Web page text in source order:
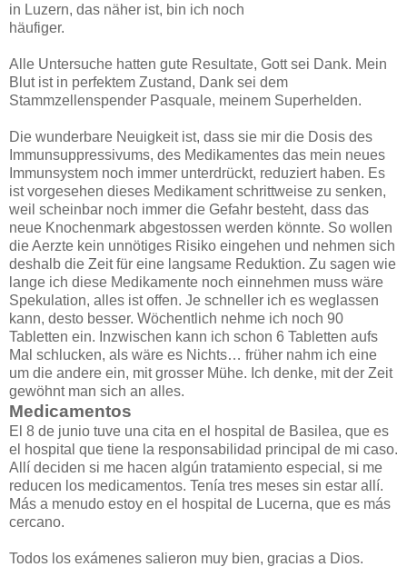
in Luzern, das näher ist, bin ich noch
häufiger.
Alle Untersuche hatten gute Resultate, Gott sei Dank. Mein
Blut ist in perfektem Zustand, Dank sei dem
Stammzellenspender Pasquale, meinem Superhelden.
Die wunderbare Neuigkeit ist, dass sie mir die Dosis des
Immunsuppressivums, des Medikamentes das mein neues
Immunsystem noch immer unterdrückt, reduziert haben. Es
ist vorgesehen dieses Medikament schrittweise zu senken,
weil scheinbar noch immer die Gefahr besteht, dass das
neue Knochenmark abgestossen werden könnte. So wollen
die Aerzte kein unnötiges Risiko eingehen und nehmen sich
deshalb die Zeit für eine langsame Reduktion. Zu sagen wie
lange ich diese Medikamente noch einnehmen muss wäre
Spekulation, alles ist offen. Je schneller ich es weglassen
kann, desto besser. Wöchentlich nehme ich noch 90
Tabletten ein. Inzwischen kann ich schon 6 Tabletten aufs
Mal schlucken, als wäre es Nichts… früher nahm ich eine
um die andere ein, mit grosser Mühe. Ich denke, mit der Zeit
gewöhnt man sich an alles.
Medicamentos
El 8 de junio tuve una cita en el hospital de Basilea, que es
el hospital que tiene la responsabilidad principal de mi caso.
Allí deciden si me hacen algún tratamiento especial, si me
reducen los medicamentos. Tenía tres meses sin estar allí.
Más a menudo estoy en el hospital de Lucerna, que es más
cercano.
Todos los exámenes salieron muy bien, gracias a Dios.